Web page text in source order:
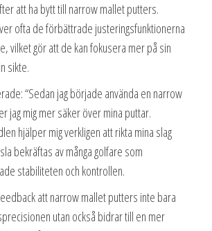
att ha bytt till narrow mallet putters.
ofta de förbättrade justeringsfunktionerna
vilket gör att de kan fokusera mer på sin
sikte.
“Sedan jag började använda en narrow
jag mig mer säker över mina puttar.
hjälper mig verkligen att rikta mina slag
bekräftas av många golfare som
stabiliteten och kontrollen.
att narrow mallet putters inte bara
utan också bidrar till en mer